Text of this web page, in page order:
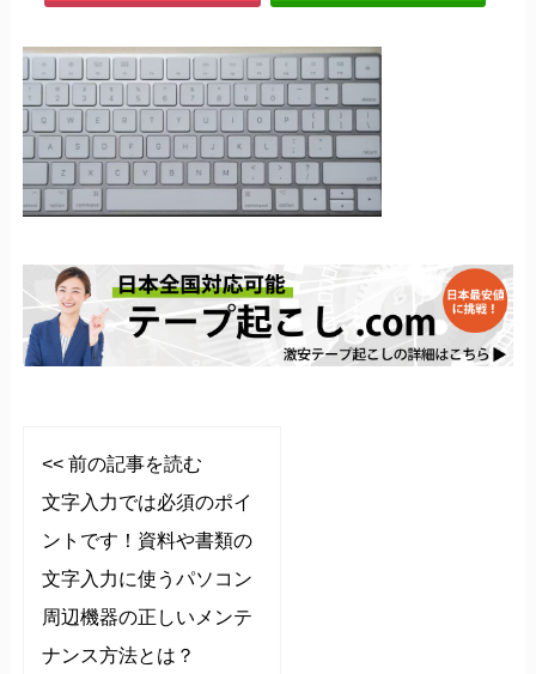
<< 前の記事を読む
文字入力では必須のポイ
ントです！資料や書類の
文字入力に使うパソコン
周辺機器の正しいメンテ
ナンス方法とは？